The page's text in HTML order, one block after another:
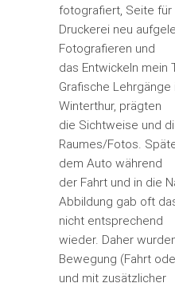
fotografiert, Seite für
Druckerei neu
Fotografieren und
das Entwickeln mein
Grafische
Winterthur, prägten
die Sichtweise und
Raumes/Fotos.
dem Auto während
der Fahrt und in die
Abbildung gab oft
nicht entsprechend
wieder. Daher
Bewegung (Fahrt
und mit zusätzlicher